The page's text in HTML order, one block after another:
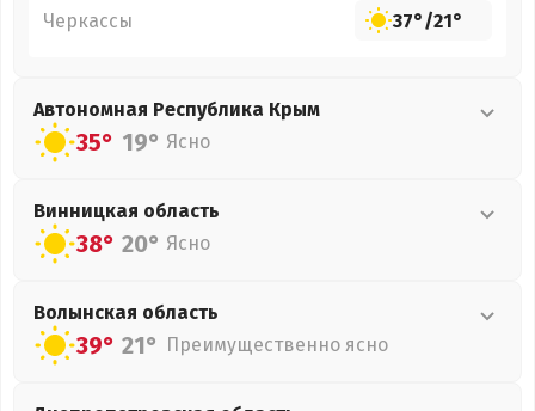
Черкассы 37°/21°
Автономная Республика Крым
35° 19° Ясно
Винницкая область
38° 20° Ясно
Волынская область
39° 21° Преимущественно ясно